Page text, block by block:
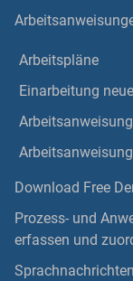
Arbeitspläne
Einarbeitung
Download Free
Prozess- und
erfassen und